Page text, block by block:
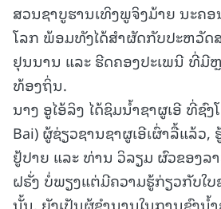
ສວນຊາບູຮານເທິງພູຈິງມ້າຍ ນະຄ
ໂລກ ພ້ອມທັງໄດ້ສຳຜັດກັບປະຫວັດ
ຢຸນນານ ແລະ ຮີດຄອງປະເພນີ ທີ່ມີ
ທ້ອງຖິ່ນ.
ນາງ ອູໄອ້ລິງ ໄດ້ຊິມນ້ຳຊາຜູເອີ ທີ່ຊົງ
Bai) ຜູ້ຊ່ຽວຊານຊາຜູເອີເຜົ່າລື້ແລ້ວ
ຢູ້ປາຍ ແລະ ທ່ານ ວິລຽມ ຜົວຂອງລ
ຝຣັ່ງ ບໍ່ພຽງແຕ່ມີຄວາມຮູ້ກ່ຽວກັບໃ
ນັ້ນ, ຍັງເປັນຜູ້ຊຳນານໃນການຊົງນ້ຳ